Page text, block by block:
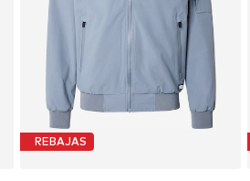
REBAJAS